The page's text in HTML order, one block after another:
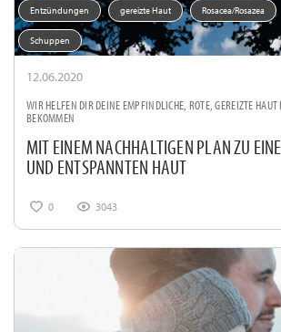
Entzündungen gereizte Haut Rosacea/Rosazea
Schuppen
12.06.2020
WIR HELFEN DIR DEINE EMPFINDLICHE, ROTE, GEREIZTE
BEKOMMEN
MIT EINEM NACHHALTIGEN PLAN ZU
UND ENTSPANNTEN HAUT
0 3043